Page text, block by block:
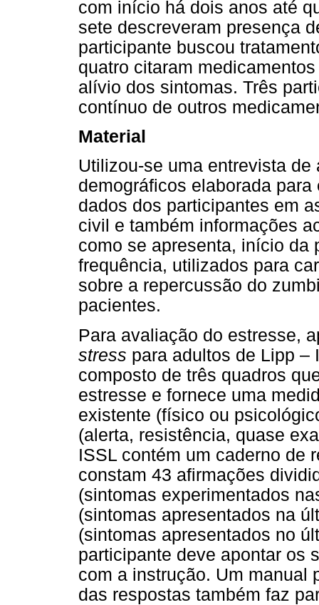
com início há dois anos até
sete descreveram presença
participante buscou
quatro citaram
alívio dos sintomas. Três
contínuo de outros
Material
Utilizou-se uma entrevista
demográficos elaborada
dados dos participantes em
civil e também informações
como se apresenta, início da
frequência, utilizados para
sobre a repercussão do
pacientes.
Para avaliação do estresse,
stress para adultos de Lipp –
composto de três quadros
estresse e fornece uma
existente (físico ou
(alerta, resistência, quase
ISSL contém um caderno de
constam 43 afirmações
(sintomas experimentados
(sintomas apresentados na
(sintomas apresentados no
participante deve apontar os
com a instrução. Um manual
das respostas também faz